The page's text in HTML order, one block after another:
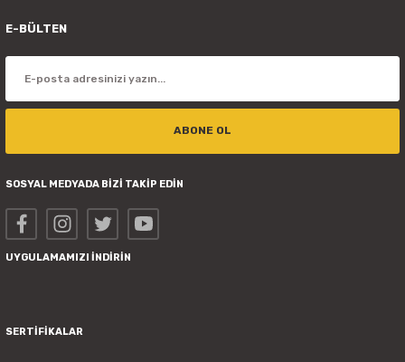
E-BÜLTEN
ABONE OL
SOSYAL MEDYADA BİZİ TAKİP EDİN
UYGULAMAMIZI İNDİRİN
SERTİFİKALAR